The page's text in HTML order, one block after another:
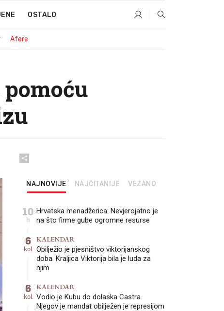
OSTALO
Afere
NAJNOVIJE NAJČITANIJE VEZANO
10
h
Hrvatska menadžerica: Nevjerojatno je
na što firme gube ogromne resurse
6
kol
KALENDAR
Obilježio je pjesništvo viktorijanskog
doba. Kraljica Viktorija bila je luda za
njim
6
kol
KALENDAR
Vodio je Kubu do dolaska Castra.
Njegov je mandat obilježen je represijom